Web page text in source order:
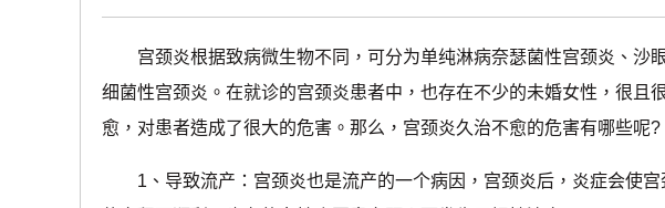
宫颈炎根据致病微生物不同，可分为单纯淋病奈瑟菌性宫颈炎、沙眼
细菌性宫颈炎。在就诊的宫颈炎患者中，也存在不少的未婚女性，很且
愈，对患者造成了很大的危害。那么，宫颈炎久治不愈的危害有哪些呢?
1、导致流产：宫颈炎也是流产的一个病因，宫颈炎后，炎症会使宫